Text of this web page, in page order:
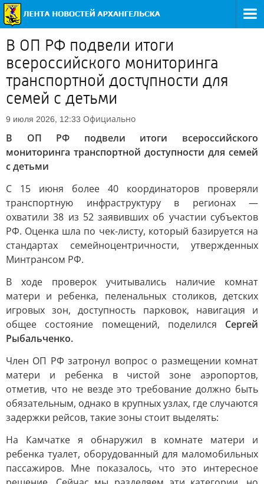
В ОП РФ подвели итоги
всероссийского мониторинга
транспортной доступности для
семей с детьми
9 июля 2026, 12:33 Официально
В ОП РФ подвели итоги всероссийского
мониторинга транспортной доступности для семей
с детьми
С 15 июня более 40 координаторов проверяли
транспортную инфраструктуру в регионах —
охватили 38 из 52 заявивших об участии субъектов
РФ. Оценка шла по чек-листу, который базируется на
стандартах семейноцентричности, утвержденных
Минтрансом РФ.
В ходе проверок учитывались наличие комнат
матери и ребенка, пеленальных столиков, детских
игровых зон, доступность парковок, навигация и
общее состояние помещений, поделился Сергей
Рыбальченко.
Член ОП РФ затронул вопрос о размещении комнат
матери и ребенка в чистой зоне аэропортов,
отметив, что не везде это требование должно быть
обязательным, однако в крупных узлах, где случаются
задержки рейсов, такие зоны стоит выделять:
На Камчатке я обнаружил в комнате матери и
ребенка туалет, оборудованный для маломобильных
пассажиров. Мне показалось, что это интересное